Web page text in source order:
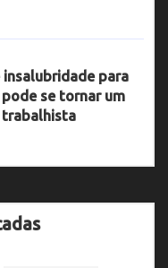
para
se tornar um